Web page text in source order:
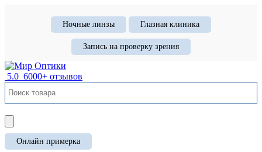
Ночные линзы Глазная клиника
Запись на проверку зрения
5.0 6000+ отзывов
Онлайн примерка